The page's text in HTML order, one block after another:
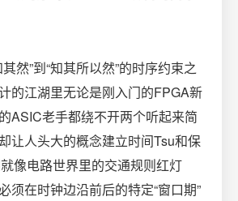
然”到“知其所以然”的时序约束之
的江湖里无论是刚入门的FPGA新
ASIC老手都绕不开两个听起来简
让人头大的概念建立时间Tsu和保
像电路世界里的交通规则红灯
须在时钟边沿前后的特定“窗口期”